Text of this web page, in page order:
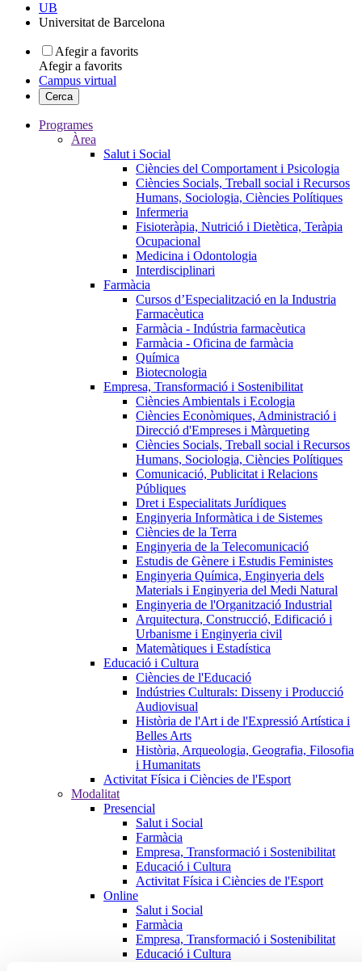
UB
Universitat de Barcelona
Afegir a favorits
Afegir a favorits
Campus virtual
Cerca
Programes
Àrea
Salut i Social
Ciències del Comportament i Psicologia
Ciències Socials, Treball social i Recursos
Humans, Sociologia, Ciències Polítiques
Infermeria
Fisioteràpia, Nutrició i Dietètica, Teràpia
Ocupacional
Medicina i Odontologia
Interdisciplinari
Farmàcia
Cursos d’Especialització en la Industria
Farmacèutica
Farmàcia - Indústria farmacèutica
Farmàcia - Oficina de farmàcia
Química
Biotecnologia
Empresa, Transformació i Sostenibilitat
Ciències Ambientals i Ecologia
Ciències Econòmiques, Administració i
Direcció d'Empreses i Màrqueting
Ciències Socials, Treball social i Recursos
Humans, Sociologia, Ciències Polítiques
Comunicació, Publicitat i Relacions
Públiques
Dret i Especialitats Jurídiques
Enginyeria Informàtica i de Sistemes
Ciències de la Terra
Enginyeria de la Telecomunicació
Estudis de Gènere i Estudis Feministes
Enginyeria Química, Enginyeria dels
Materials i Enginyeria del Medi Natural
Enginyeria de l'Organització Industrial
Arquitectura, Construcció, Edificació i
Urbanisme i Enginyeria civil
Matemàtiques i Estadística
Educació i Cultura
Ciències de l'Educació
Indústries Culturals: Disseny i Producció
Audiovisual
Història de l'Art i de l'Expressió Artística i
Belles Arts
Història, Arqueologia, Geografia, Filosofia
i Humanitats
Activitat Física i Ciències de l'Esport
Modalitat
Presencial
Salut i Social
Farmàcia
Empresa, Transformació i Sostenibilitat
Educació i Cultura
Activitat Física i Ciències de l'Esport
Online
Salut i Social
Farmàcia
Empresa, Transformació i Sostenibilitat
Educació i Cultura